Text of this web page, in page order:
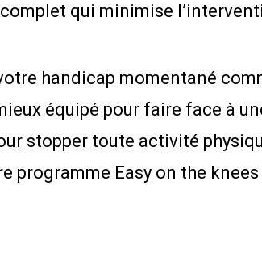
qui minimise
handicap momentané
équipé pour faire face à
stopper toute activité
programme Easy on the knees